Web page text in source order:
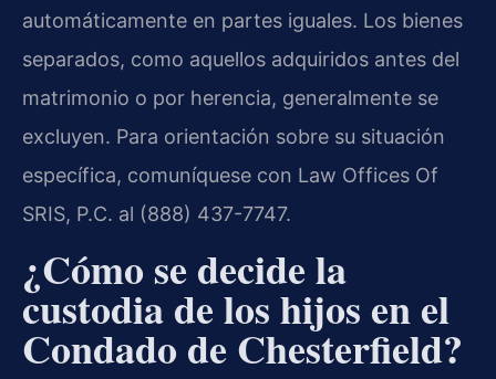
automáticamente en partes iguales. Los bienes
separados, como aquellos adquiridos antes del
matrimonio o por herencia, generalmente se
excluyen. Para orientación sobre su situación
específica, comuníquese con Law Offices Of
SRIS, P.C. al (888) 437-7747.
¿Cómo se decide la
custodia de los hijos en el
Condado de Chesterfield?